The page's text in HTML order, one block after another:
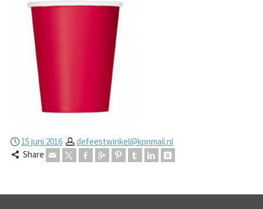
15 juni 2016
defeestwinkel@kpnmail.nl
Share